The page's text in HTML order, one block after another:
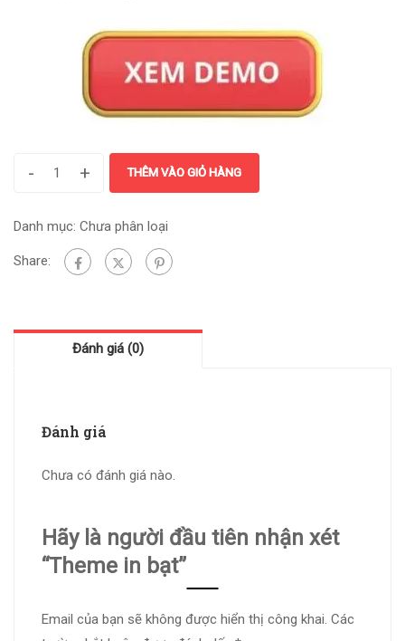
- + THÊM VÀO GIỎ HÀNG
Danh mục: Chưa phân loại
Share:
Đánh giá (0)
Đánh giá
Chưa có đánh giá nào.
Hãy là người đầu tiên nhận xét
“Theme in bạt”
Email của bạn sẽ không được hiển thị công khai. Các